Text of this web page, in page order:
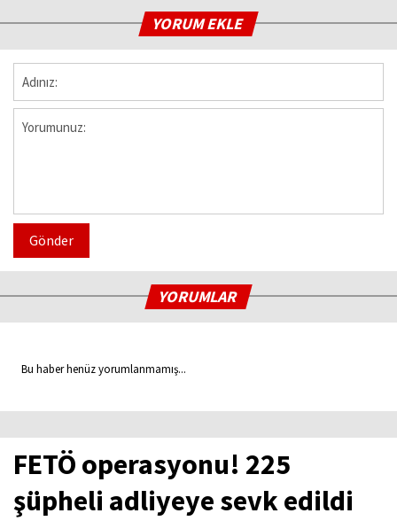
YORUM EKLE
Gönder
YORUMLAR
Bu haber henüz yorumlanmamış...
FETÖ operasyonu! 225
şüpheli adliyeye sevk edildi